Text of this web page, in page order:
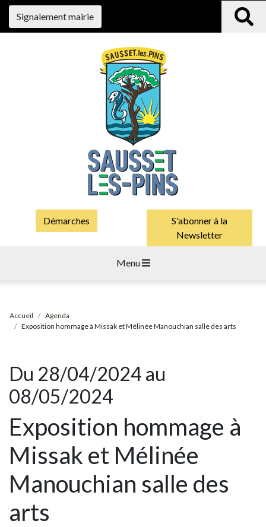
Signalement mairie
Démarches
S'abonner à la
Newsletter
Menu
Accueil
Agenda
Exposition hommage à Missak et Mélinée Manouchian salle des arts
Du 28/04/2024 au
08/05/2024
Exposition hommage à
Missak et Mélinée
Manouchian salle des
arts